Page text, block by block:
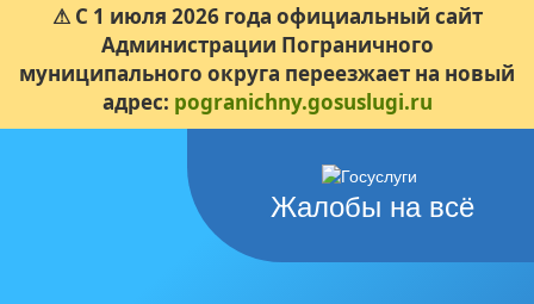
⚠ С 1 июля 2026 года официальный сайт
Администрации Пограничного
муниципального округа переезжает на новый
адрес: pogranichny.gosuslugi.ru
Жалобы на всё